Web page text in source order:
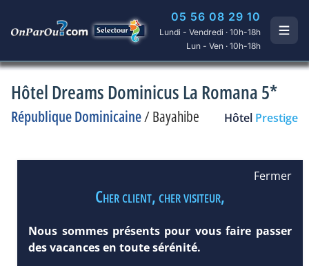
05 56 08 29 10
Lundi - Vendredi · 10h-18h
Lun - Ven · 10h-18h
Hôtel Dreams Dominicus La Romana 5*
République Dominicaine/Bayahibe Hôtel Prestige
Fermer
Cher client, cher visiteur,
Nous sommes présents pour vous faire passer
des vacances en toute sérénité.